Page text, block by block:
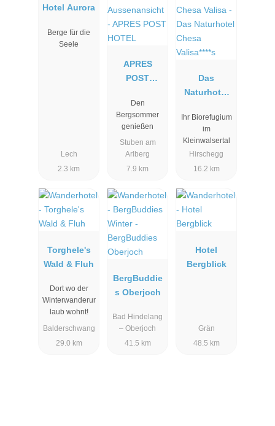
Hotel Aurora
Berge für die
Seele
Lech
2.3 km
APRES
POST
Den
Bergsommer
genießen
Stuben am
Arlberg
7.9 km
Das
Naturhotel
Valisa****s
Ihr Biorefugium
im
Kleinwalsertal
Hirschegg
16.2 km
Torghele's
Wald & Fluh
Dort wo der
Winterwanderur
laub wohnt!
Balderschwang
29.0 km
BergBuddie
s Oberjoch
Bad Hindelang
– Oberjoch
41.5 km
Hotel
Bergblick
Grän
48.5 km